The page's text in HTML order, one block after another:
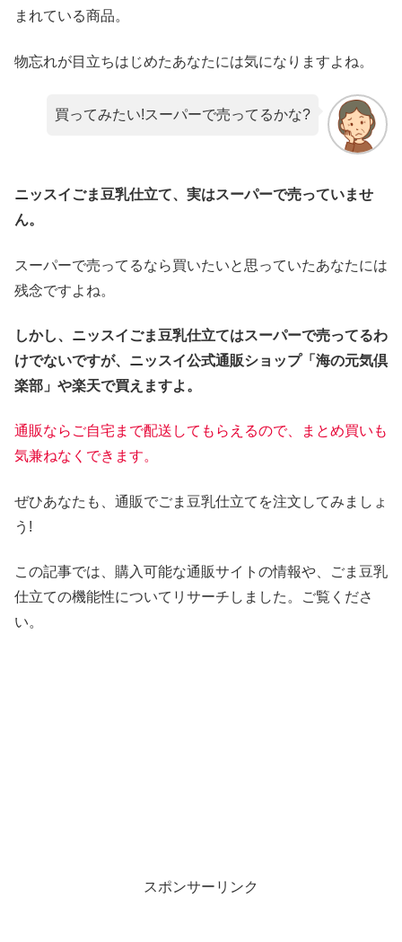
まれている商品。
物忘れが目立ちはじめたあなたには気になりますよね。
買ってみたい!スーパーで売ってるかな?
ニッスイごま豆乳仕立て、実はスーパーで売っていませ
ん。
スーパーで売ってるなら買いたいと思っていたあなたには
残念ですよね。
しかし、ニッスイごま豆乳仕立てはスーパーで売ってるわ
けでないですが、ニッスイ公式通販ショップ「海の元気倶
楽部」や楽天で買えますよ。
通販ならご自宅まで配送してもらえるので、まとめ買いも
気兼ねなくできます。
ぜひあなたも、通販でごま豆乳仕立てを注文してみましょ
う!
この記事では、購入可能な通販サイトの情報や、ごま豆乳
仕立ての機能性についてリサーチしました。ご覧くださ
い。
スポンサーリンク